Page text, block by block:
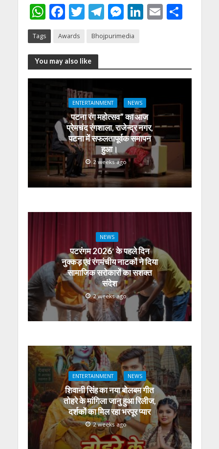
W
h
at
s
A
F
e
b
o
o
k
T
itt
er
T
e
a
M
ss
n
er
Li
dI
E S
Tags Awards Bhojpurimedia
You may also like
ENTERTAINMENT NEWS
पटना रंग महोत्सव” का आज
प्रेमचंद रंगशाला, राजेन्द्र नगर,
पटना में सफलतापूर्वक समापन
हुआ।
2 weeks ago
NEWS
पटरंगम 2026′ के पहले दिन
नुक्कड़ एवं रंगमंचीय नाटकों ने दिया
सामाजिक सरोकारों का सशक्त
संदेश
2 weeks ago
ENTERTAINMENT NEWS
शिवानी सिंह का नया बोलबम गीत
तोहरे के मांगिला जानु हुआ रिलीज,
दर्शकों का मिल रहा भरपूर प्यार
2 weeks ago